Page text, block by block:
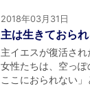
2018年03月31日
主は生きておら
主イエスが復活さ
女性たちは、空っ
ここにおられない